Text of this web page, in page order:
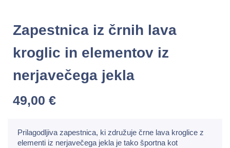
Zapestnica iz črnih lava
kroglic in elementov iz
nerjavečega jekla
49,00 €
Prilagodljiva zapestnica, ki združuje črne lava kroglice z
elementi iz nerjavečega jekla je tako športna kot